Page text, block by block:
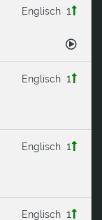
1
Englisch
1
Englisch
1
Englisch
1
Englisch